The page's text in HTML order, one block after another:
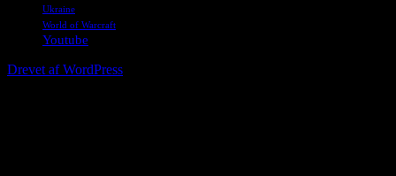
Ukraine
World of Warcraft
Youtube
Drevet af WordPress